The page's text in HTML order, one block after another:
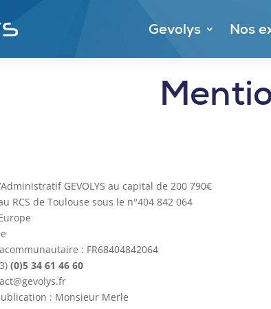
Gevolys Nos
GEVOLYS au capital de 200 790€
RCS de Toulouse sous le n°404 842 064
: FR68404842064
(0)5 34 61 46 60
: Monsieur Merle